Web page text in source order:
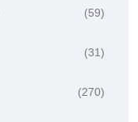
(59)
(31)
(270)